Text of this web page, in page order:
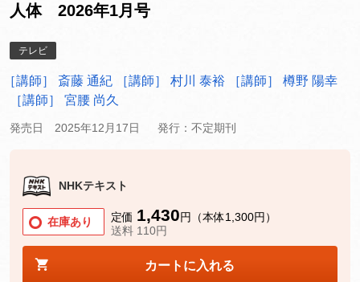
人体 2026年1月号
テレビ
［講師］ 斎藤 通紀 ［講師］ 村川 泰裕
［講師］ 樽野 陽幸
［講師］ 宮腰 尚久
発売日 2025年12月17日 発行：不定期刊
NHKテキスト
在庫あり 定価 1,430円（本体1,300円）
送料 110円
カートに入れる